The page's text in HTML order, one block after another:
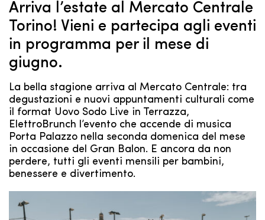
Arriva l’estate al Mercato Centrale
Torino! Vieni e partecipa agli eventi
in programma per il mese di
giugno.
La bella stagione arriva al Mercato Centrale: tra
degustazioni e nuovi appuntamenti culturali come
il format Uovo Sodo Live in Terrazza,
ElettroBrunch l’evento che accende di musica
Porta Palazzo nella seconda domenica del mese
in occasione del Gran Balon. E ancora da non
perdere, tutti gli eventi mensili per bambini,
benessere e divertimento.